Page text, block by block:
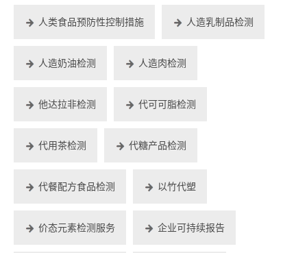
人类食品预防性控制措施 人造乳制品检测
人造奶油检测 人造肉检测
他达拉非检测 代可可脂检测
代用茶检测 代糖产品检测
代餐配方食品检测 以竹代塑
价态元素检测服务 企业可持续报告